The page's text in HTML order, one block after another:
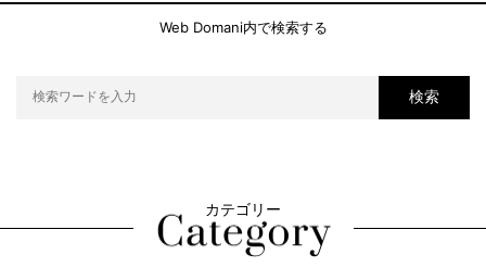
Web Domani内で検索する
検索
カテゴリー